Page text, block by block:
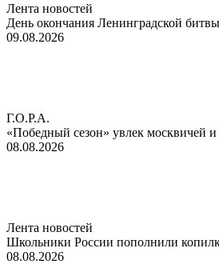
Лента новостей
День окончания Ленинградской битвы
09.08.2026
Г.О.Р.А.
«Победный сезон» увлек москвичей
08.08.2026
Лента новостей
Школьники России пополнили
08.08.2026